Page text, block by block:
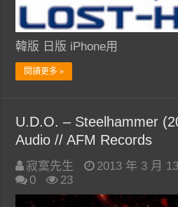
韓版 日版 iPhone用
閱讀更多 »
U.D.O. – Steelhammer
Audio // AFM Records
寂寞先生 2013 年 3 月
0
23